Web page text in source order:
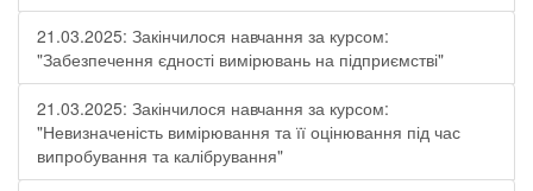
21.03.2025: Закінчилося навчання за курсом:
"Забезпечення єдності вимірювань на підприємстві"
21.03.2025: Закінчилося навчання за курсом:
"Невизначеність вимірювання та її оцінювання під час
випробування та калібрування"